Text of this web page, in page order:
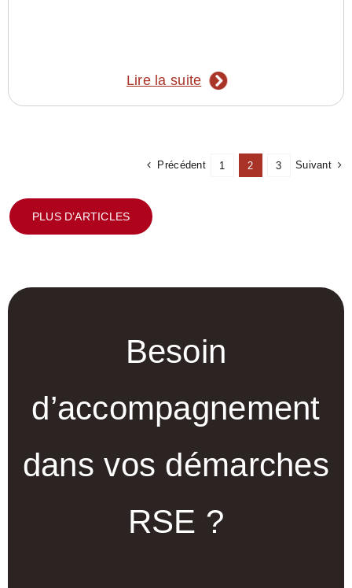
Lire la suite
Précédent 1 2 3 Suivant
PLUS D’ARTICLES
Besoin
d’accompagnement
dans vos démarches
RSE ?